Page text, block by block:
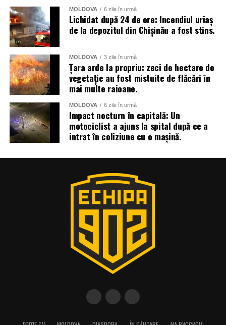
MOLDOVA 6 zile în urmă
Lichidat după 24 de ore: Incendiul uriaș
de la depozitul din Chișinău a fost stins.
MOLDOVA 3 zile în urmă
Țara arde la propriu: zeci de hectare de
vegetație au fost mistuite de flăcări în
mai multe raioane.
MOLDOVA 6 zile în urmă
Impact nocturn în capitală: Un
motociclist a ajuns la spital după ce a
intrat în coliziune cu o mașină.